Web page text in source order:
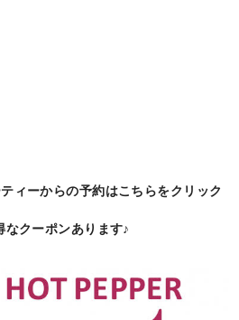
ィーからの予約はこちらをクリック
クーポンあります♪